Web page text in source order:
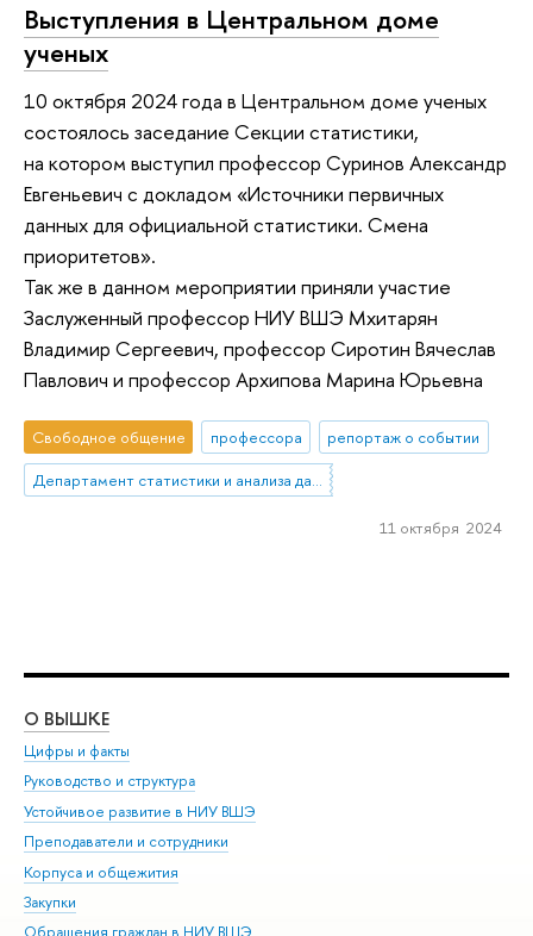
Выступления в Центральном доме
ученых
10 октября 2024 года в Центральном доме ученых
состоялось заседание Секции статистики,
на котором выступил профессор Суринов Александр
Евгеньевич с докладом «Источники первичных
данных для официальной статистики. Смена
приоритетов».
Так же в данном мероприятии приняли участие
Заслуженный профессор НИУ ВШЭ Мхитарян
Владимир Сергеевич, профессор Сиротин Вячеслав
Павлович и профессор Архипова Марина Юрьевна
Свободное общение профессора
репортаж о событии
Департамент статистики и анализа данных
11 октября 2024
О ВЫШКЕ
Цифры и факты
Руководство и структура
Устойчивое развитие в НИУ ВШЭ
Преподаватели и сотрудники
Корпуса и общежития
Закупки